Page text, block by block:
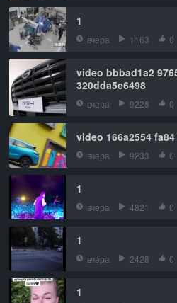
1
вчера 1163 0
video bbbad1a2
320dda5e6498
вчера 9228 0
video 166a2554
вчера 9233 0
1
вчера 4821 0
1
вчера 2428 0
1